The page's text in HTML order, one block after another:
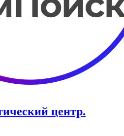
центр.